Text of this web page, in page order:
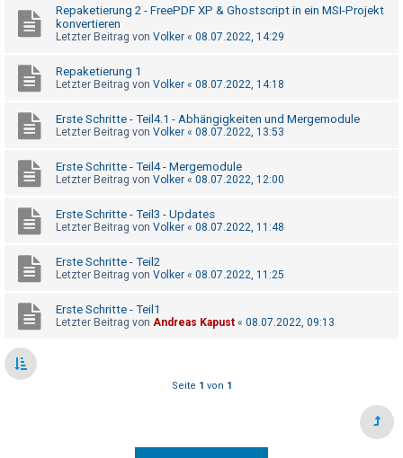
Repaketierung 2 - FreePDF XP & Ghostscript in ein MSI-Projekt
konvertieren
Letzter Beitrag von Volker « 08.07.2022, 14:29
Repaketierung 1
Letzter Beitrag von Volker « 08.07.2022, 14:18
Erste Schritte - Teil4.1 - Abhängigkeiten und Mergemodule
Letzter Beitrag von Volker « 08.07.2022, 13:53
Erste Schritte - Teil4 - Mergemodule
Letzter Beitrag von Volker « 08.07.2022, 12:00
Erste Schritte - Teil3 - Updates
Letzter Beitrag von Volker « 08.07.2022, 11:48
Erste Schritte - Teil2
Letzter Beitrag von Volker « 08.07.2022, 11:25
Erste Schritte - Teil1
Letzter Beitrag von Andreas Kapust « 08.07.2022, 09:13
Seite 1 von 1